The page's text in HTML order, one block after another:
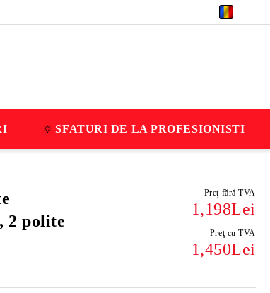
SFATURI DE LA PROFESIONISTI
2 polite
Preţ fără TVA
1,198Lei
Preţ cu TVA
1,450Lei